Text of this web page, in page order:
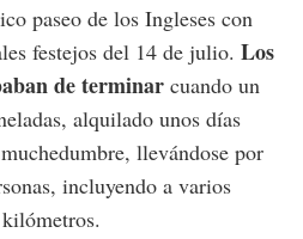
paseo de los Ingleses con
festejos del 14 de julio. Los
de terminar cuando un
alquilado unos días
llevándose por
incluyendo a varios